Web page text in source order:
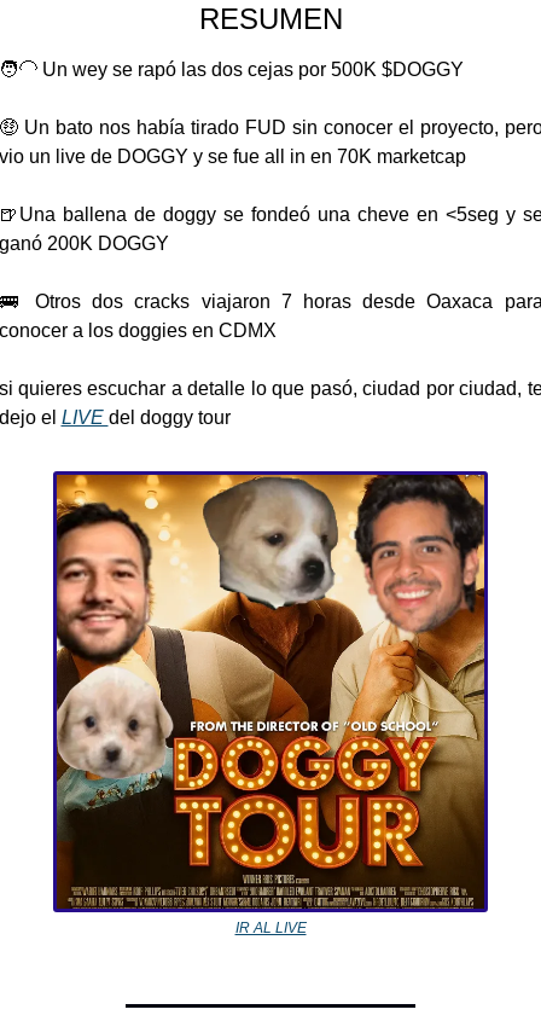
RESUMEN
Un wey se rapó las dos cejas por 500K $DOGGY
Un bato nos había tirado FUD sin conocer el proyecto,
un live de DOGGY y se fue all in en 70K marketcap
Una ballena de doggy se fondeó una cheve en <5seg y
200K DOGGY
Otros dos cracks viajaron 7 horas desde Oaxaca
a los doggies en CDMX
quieres escuchar a detalle lo que pasó, ciudad por ciudad,
el LIVE del doggy tour
IR AL LIVE